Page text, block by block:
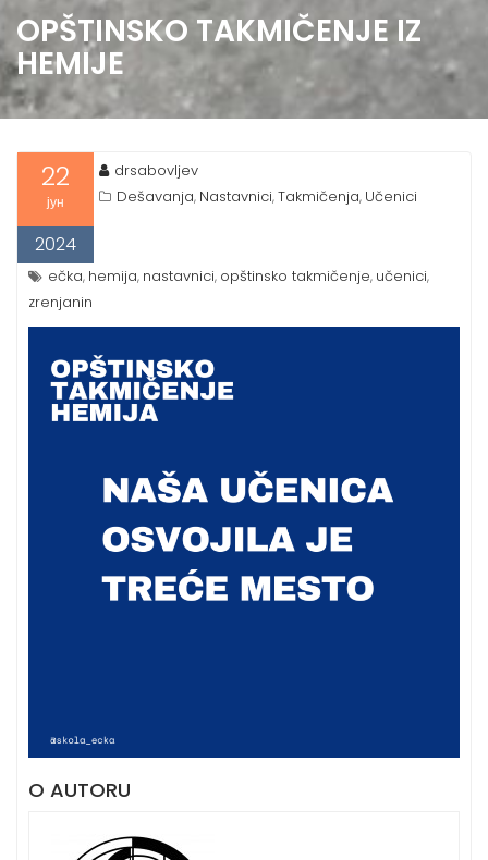
OPŠTINSKO TAKMIČENJE IZ
HEMIJE
22
јун
2024
drsabovljev
Dešavanja, Nastavnici,Takmičenja, Učenici
ečka, hemija, nastavnici, opštinsko takmičenje, učenici,
zrenjanin
O AUTORU